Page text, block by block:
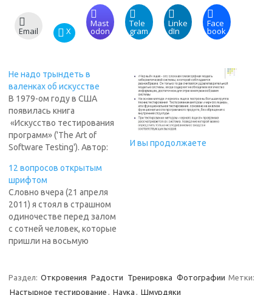
Email X
Mast
odon
Tele
gram
Linke
dIn
Face
book
Не надо трындеть в
валенках об искусстве
В 1979-ом году в США
появилась книга
«Искусство тестирования
программ» ('The Art of
Software Testing'). Автор:
(Glenford Myers), ученый,
программист, круто
«шарил» в
микропроцессорах.
Удивление: её первый
перевод на русский язык
вышел в СССР [при
В предисловии (написал
И вы продолжаете
12 вопросов открытым
шрифтом
Словно вчера (21 апреля
2011) я стоял в страшном
одиночестве перед залом
с сотней человек, которые
пришли на восьмую
Днепропетровска, и
отвечал на их вопросы.
Раздел: Откровения Радости Тренировка Фотографии Метки:
Настырное тестирование , Наука , Шмурдяки